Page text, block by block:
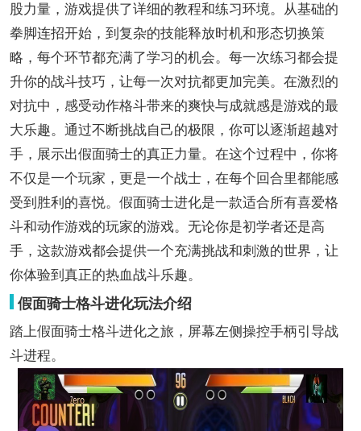
股力量，游戏提供了详细的教程和练习环境。从基础的
拳脚连招开始，到复杂的技能释放时机和形态切换策
略，每个环节都充满了学习的机会。每一次练习都会提
升你的战斗技巧，让每一次对抗都更加完美。在激烈的
对抗中，感受动作格斗带来的爽快与成就感是游戏的最
大乐趣。通过不断挑战自己的极限，你可以逐渐超越对
手，展示出假面骑士的真正力量。在这个过程中，你将
不仅是一个玩家，更是一个战士，在每个回合里都能感
受到胜利的喜悦。假面骑士进化是一款适合所有喜爱格
斗和动作游戏的玩家的游戏。无论你是初学者还是高
手，这款游戏都会提供一个充满挑战和刺激的世界，让
你体验到真正的热血战斗乐趣。
假面骑士格斗进化玩法介绍
踏上假面骑士格斗进化之旅，屏幕左侧操控手柄引导战
斗进程。